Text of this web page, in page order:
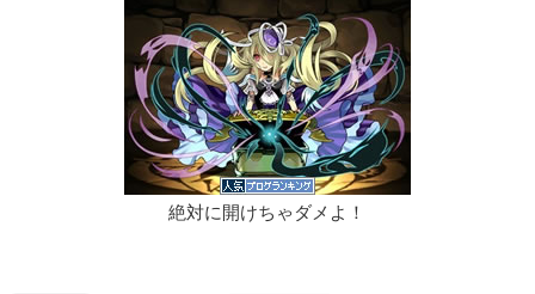
絶対に開けちゃダメよ！